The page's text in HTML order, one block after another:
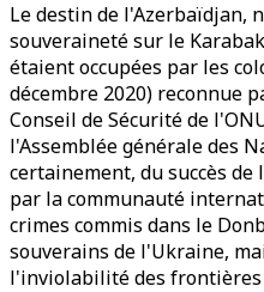
Le destin de l'Azerbaïdjan,
souveraineté sur le
étaient occupées par les
décembre 2020) reconnue
Conseil de Sécurité de
l'Assemblée générale des
certainement, du succès
par la communauté
crimes commis dans le
souverains de l'Ukraine,
l'inviolabilité des frontières